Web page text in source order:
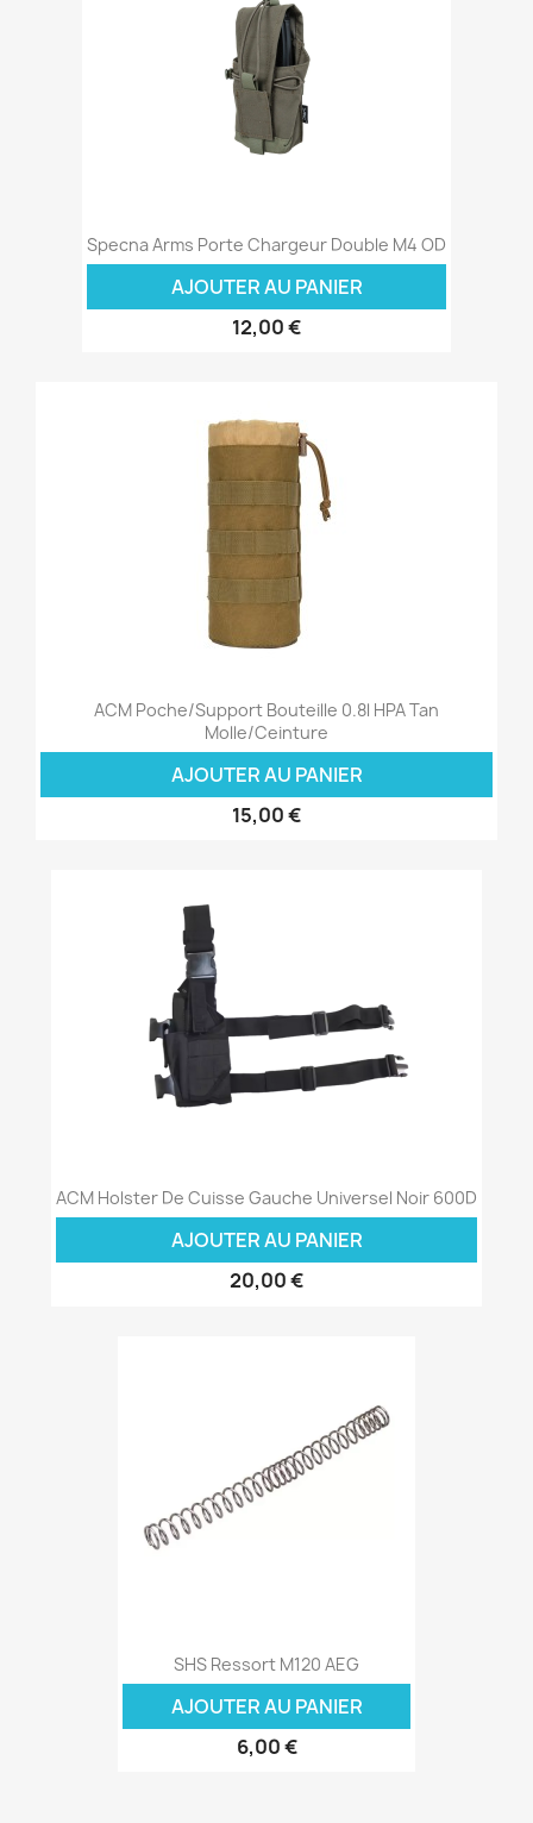
Specna Arms Porte Chargeur Double M4 OD
AJOUTER AU PANIER
12,00 €
ACM Poche/Support Bouteille 0.8l HPA Tan
Molle/Ceinture
AJOUTER AU PANIER
15,00 €
ACM Holster De Cuisse Gauche Universel Noir 600D
AJOUTER AU PANIER
20,00 €
SHS Ressort M120 AEG
AJOUTER AU PANIER
6,00 €